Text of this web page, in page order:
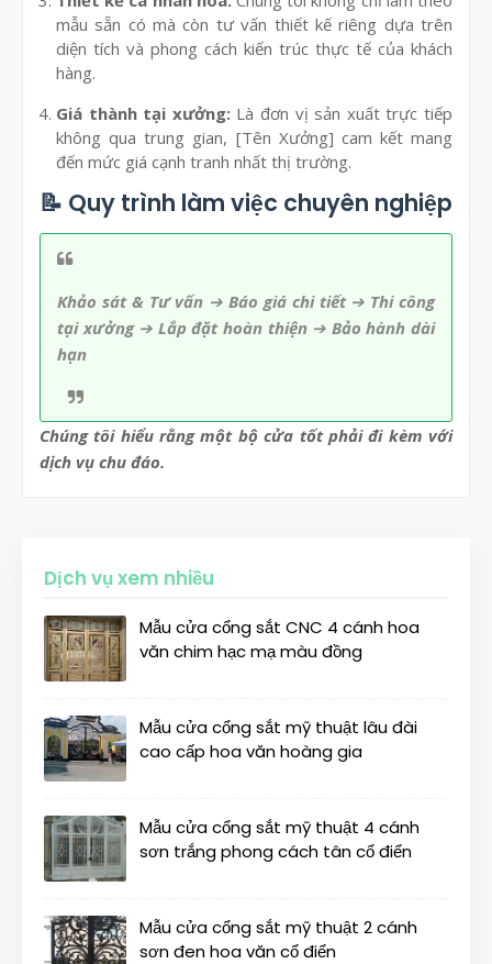
mẫu sẵn có mà còn tư vấn thiết kế riêng dựa trên
diện tích và phong cách kiến trúc thực tế của khách
hàng.
Giá thành tại xưởng:Là đơn vị sản xuất trực tiếp
không qua trung gian, [Tên Xưởng] cam kết mang
đến mức giá cạnh tranh nhất thị trường.
📝 Quy trình làm việc chuyên nghiệp
Khảo sát & Tư vấn ➔Báo giá chi tiết➔ Thi công
tại xưởng➔ Lắp đặt hoàn thiện➔ Bảo hành dài
hạn
Chúng tôi hiểu rằng một bộ cửa tốt phải đi kèm với
dịch vụ chu đáo.
Dịch vụ xem nhiều
Mẫu cửa cổng sắt CNC 4 cánh hoa
văn chim hạc mạ màu đồng
Mẫu cửa cổng sắt mỹ thuật lâu đài
cao cấp hoa văn hoàng gia
Mẫu cửa cổng sắt mỹ thuật 4 cánh
sơn trắng phong cách tân cổ điển
Mẫu cửa cổng sắt mỹ thuật 2 cánh
sơn đen hoa văn cổ điển